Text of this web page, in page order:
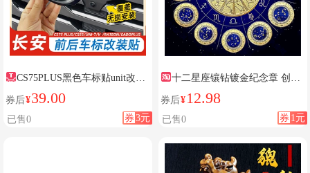
CS75PLUS黑色车标贴unit改装
车标
券后¥39.00
券3元
已售0
十二星座镶钻镀金纪念章 创意
礼物男女通用指尖把玩35mm金币
券后¥12.98
券 1元
已售0